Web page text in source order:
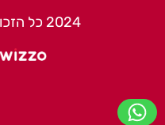
2024 כל הזכויות שמורות לגל גפן